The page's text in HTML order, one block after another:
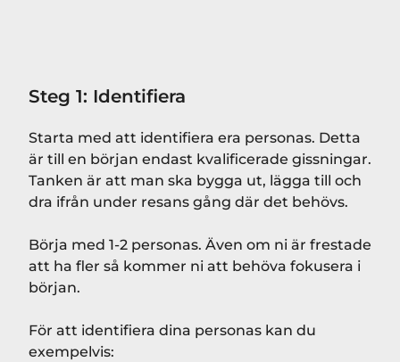
Steg 1: Identifiera
Starta med att identifiera era personas. Detta
är till en början endast kvalificerade gissningar.
Tanken är att man ska bygga ut, lägga till och
dra ifrån under resans gång där det behövs.
Börja med 1-2 personas. Även om ni är frestade
att ha fler så kommer ni att behöva fokusera i
början.
För att identifiera dina personas kan du
exempelvis: